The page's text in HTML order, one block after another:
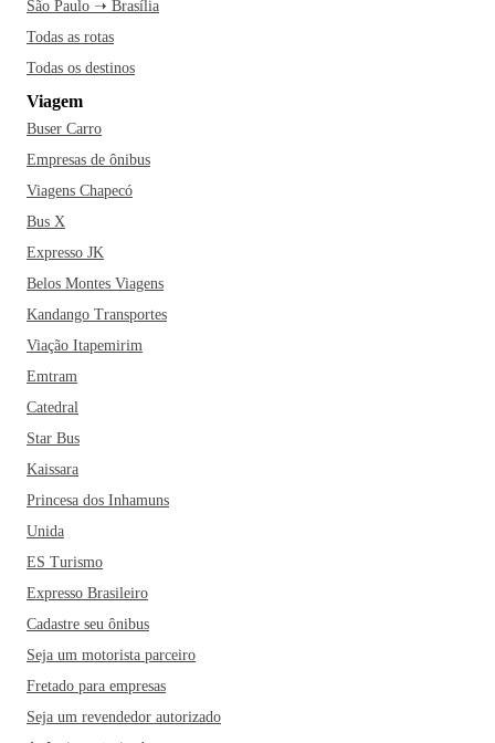
São Paulo ➝ Brasília
Todas as rotas
Todas os destinos
Viagem
Buser Carro
Empresas de ônibus
Viagens Chapecó
Bus X
Expresso JK
Belos Montes Viagens
Kandango Transportes
Viação Itapemirim
Emtram
Catedral
Star Bus
Kaissara
Princesa dos Inhamuns
Unida
ES Turismo
Expresso Brasileiro
Cadastre seu ônibus
Seja um motorista parceiro
Fretado para empresas
Seja um revendedor autorizado